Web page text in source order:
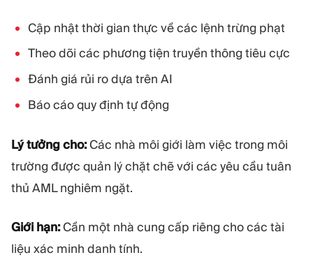
Cập nhật thời gian thực về các lệnh trừng phạt
Theo dõi các phương tiện truyền thông tiêu cực
Đánh giá rủi ro dựa trên AI
Báo cáo quy định tự động
Lý tưởng cho:Các nhà môi giới làm việc trong môi
trường được quản lý chặt chẽ với các yêu cầu tuân
thủ AML nghiêm ngặt.
Giới hạn:Cần một nhà cung cấp riêng cho các tài
liệu xác minh danh tính.